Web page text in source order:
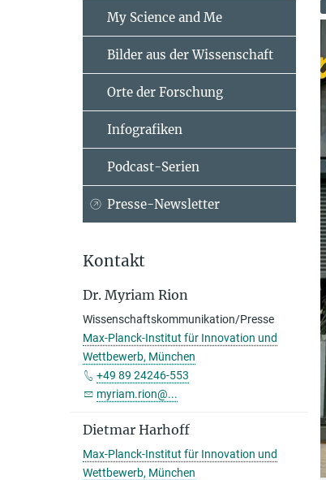
My Science and Me
Bilder aus der Wissenschaft
Orte der Forschung
Infografiken
Podcast-Serien
Presse-Newsletter
Kontakt
Dr. Myriam Rion
Wissenschaftskommunikation/Presse
Max-Planck-Institut für Innovation und
Wettbewerb, München
+49 89 24246-553
myriam.rion@...
Dietmar Harhoff
Max-Planck-Institut für Innovation und
Wettbewerb, München